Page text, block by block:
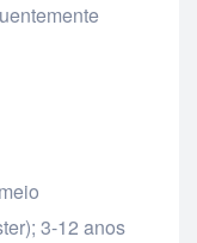
3-12 anos